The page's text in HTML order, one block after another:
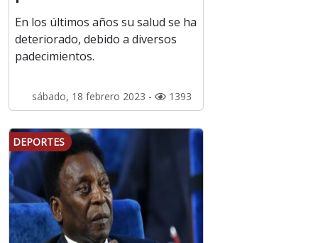
En los últimos años su salud se ha
deteriorado, debido a diversos
padecimientos.
sábado, 18 febrero 2023 - 1393
DEPORTES